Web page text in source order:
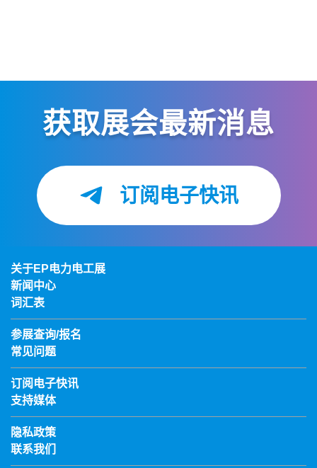
获取展会最新消息
订阅电子快讯
关于EP电力电工展
新闻中心
词汇表
参展查询/报名
常见问题
订阅电子快讯
支持媒体
隐私政策
联系我们